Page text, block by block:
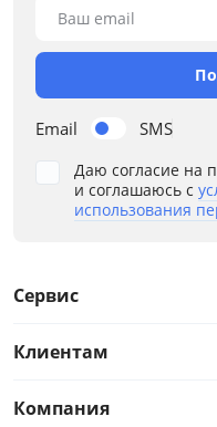
Email SMS
Ваш email
Даю согласие на
и соглашаюсь с
использования
Сервис
Клиентам
Компания